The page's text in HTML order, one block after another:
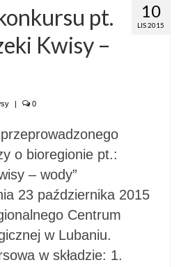
10
LIS 2015
pt.
Kwisy –
| 0
o bioregionie pt.:
– wody”
23 października 2015
Centrum
w Lubaniu.
w składzie: 1.